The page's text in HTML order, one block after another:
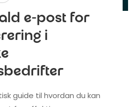
e-post for
i
guide til hvordan du kan